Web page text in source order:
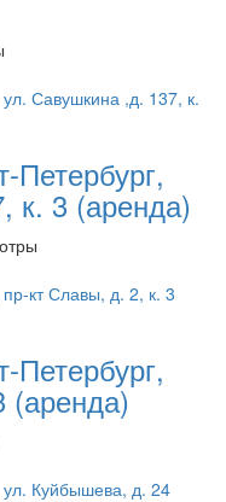
Петербург,
к. 3 (аренда)
Петербург,
(аренда)